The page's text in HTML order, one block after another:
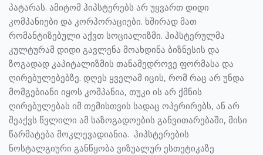
პატარას. ამიტომ ჰიპსტერებს არ უყვართ დიდი
კომპანიები და კორპორაციები. ხშირად მათ
რომანტიზებული აქვთ სოციალიზმი. ჰიპსტერულმა
კულტურამ დიდი გავლენა მოახდინა ბიზნესის და
ზოგადად კაპიტალიზმის თანამედროვე ფორმასა და
ღირებულებებზე. დღეს ყველამ იცის, რომ რაც არ უნდა
მომგებიანი იყოს კომპანია, თუკი ის არ ქმნის
ღირებულებას იმ თემისთვის სადაც ოპერირებს, ან არ
შეაქვს წვლილი ამ საზოგადოების განვითარებაში, მისი
წარმატება მოკლევადიანია. ჰიპსტერების
ნოსტალგიური განწყობა ვიზუალურ ესთეტიკაზე